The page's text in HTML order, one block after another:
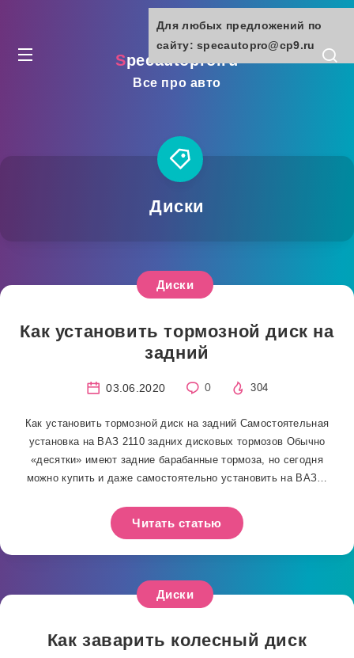
specautopro.ru
Все про авто
Диски
Диски
Как установить тормозной диск на
задний
03.06.2020 0 304
Как установить тормозной диск на задний Самостоятельная
установка на ВАЗ 2110 задних дисковых тормозов Обычно
«десятки» имеют задние барабанные тормоза, но сегодня
можно купить и даже самостоятельно установить на ВАЗ…
Читать статью
Диски
Как заварить колесный диск
Для любых предложений по
сайту: specautopro@cp9.ru